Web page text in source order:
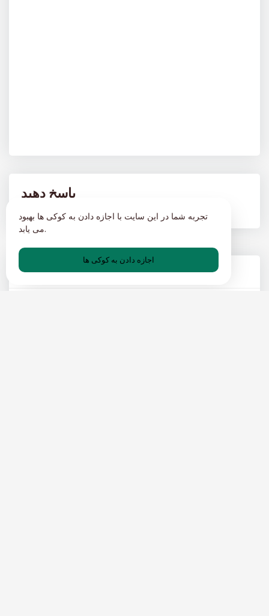
پاسخ دهید
پست های محبوب
تجربه شما در این سایت با اجازه دادن به کوکی ها بهبود
می یابد.
اجازه دادن به کوکی ها